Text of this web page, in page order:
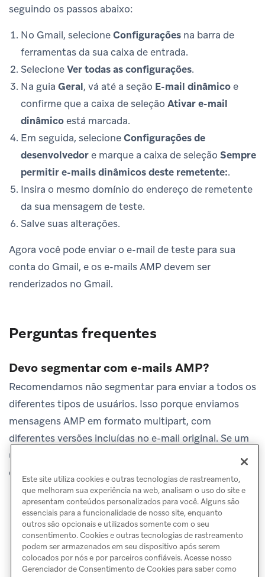
seguindo os passos abaixo:
No Gmail, selecioneConfigurações na barra de
ferramentas da sua caixa de entrada.
SelecioneVer todas as configurações.
Na guia Geral, vá até a seção E-mail dinâmicoe
confirme que a caixa de seleção Ativar e-mail
dinâmicoestá marcada.
Em seguida, selecioneConfigurações de
desenvolvedore marque a caixa de seleção Sempre
permitir e-mails dinâmicos deste remetente:.
Insira o mesmo domínio do endereço de remetente
da sua mensagem de teste.
Salve suas alterações.
Agora você pode enviar o e-mail de teste para sua
conta do Gmail, e os e-mails AMP devem ser
renderizados no Gmail.
Perguntas frequentes
Devo segmentar com e-mails AMP?
Recomendamos não segmentar para enviar a todos os
diferentes tipos de usuários. Isso porque enviamos
mensagens AMP em formato multipart, com
diferentes versões incluídas no e-mail original. Se um
usuário não conseguir ver a versão AMP, o e-mail será
exibido automaticamente na versão HTML.
Este site utiliza cookies e outras tecnologias de rastreamento,
que melhoram sua experiência na web, analisam o uso do site e
apresentam conteúdos personalizados para você. Alguns são
essenciais para a funcionalidade de nosso site, enquanto
outros são opcionais e utilizados somente com o seu
consentimento. Cookies e outras tecnologias de rastreamento
podem ser armazenados em seu dispositivo após serem
colocados por nós e por parceiros confiáveis. Acesse nosso
Gerenciador de Consentimento de Cookies para saber como